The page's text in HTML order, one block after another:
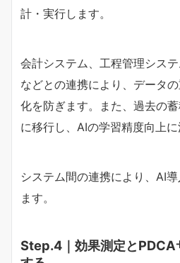
計・実行します。
会計システム、工程管理シス
などとの連携により、データ
化を防ぎます。また、過去の
に移行し、AIの学習精度向上に
システム間の連携により、AI
ます。
Step.4｜効果測定とPDCA